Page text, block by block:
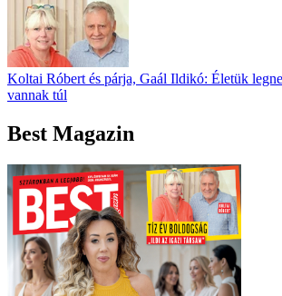
Koltai Róbert és párja, Gaál Ildikó: Életük
vannak túl
Best Magazin